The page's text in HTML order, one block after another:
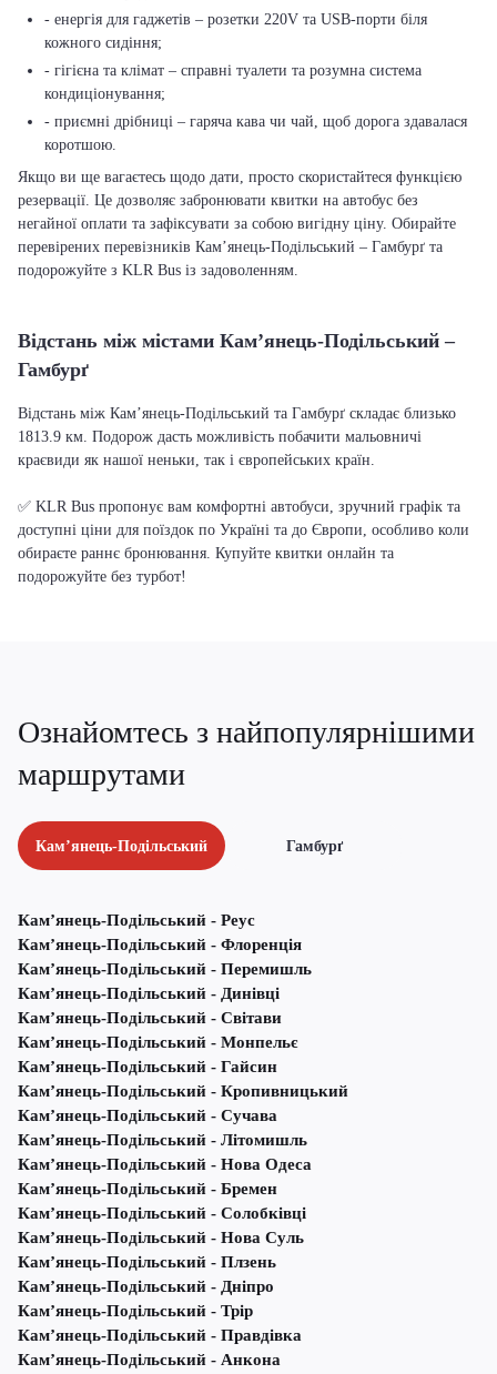
- енергія для гаджетів – розетки 220V та USB-порти біля
кожного сидіння;
- гігієна та клімат – справні туалети та розумна система
кондиціонування;
- приємні дрібниці – гаряча кава чи чай, щоб дорога здавалася
коротшою.
Якщо ви ще вагаєтесь щодо дати, просто скористайтеся функцією
резервації. Це дозволяє забронювати квитки на автобус без
негайної оплати та зафіксувати за собою вигідну ціну. Обирайте
перевірених перевізників Кам’янець-Подільський – Гамбурґ та
подорожуйте з KLR Bus із задоволенням.
Відстань між містами Кам’янець-Подільський –
Гамбурґ
Відстань між Кам’янець-Подільський та Гамбурґ складає близько
1813.9 км. Подорож дасть можливість побачити мальовничі
краєвиди як нашої неньки, так і європейських країн.
✅ KLR Bus пропонує вам комфортні автобуси, зручний графік та
доступні ціни для поїздок по Україні та до Європи, особливо коли
обираєте раннє бронювання. Купуйте квитки онлайн та
подорожуйте без турбот!
Ознайомтесь з найпопулярнішими
маршрутами
Кам’янець-Подільський Гамбурґ
Кам’янець-Подільський - Реус
Кам’янець-Подільський - Флоренція
Кам’янець-Подільський - Перемишль
Кам’янець-Подільський - Динівці
Кам’янець-Подільський - Світави
Кам’янець-Подільський - Монпельє
Кам’янець-Подільський - Гайсин
Кам’янець-Подільський - Кропивницький
Кам’янець-Подільський - Сучава
Кам’янець-Подільський - Літомишль
Кам’янець-Подільський - Нова Одеса
Кам’янець-Подільський - Бремен
Кам’янець-Подільський - Солобківці
Кам’янець-Подільський - Нова Суль
Кам’янець-Подільський - Плзень
Кам’янець-Подільський - Дніпро
Кам’янець-Подільський - Трір
Кам’янець-Подільський - Правдівка
Кам’янець-Подільський - Анкона